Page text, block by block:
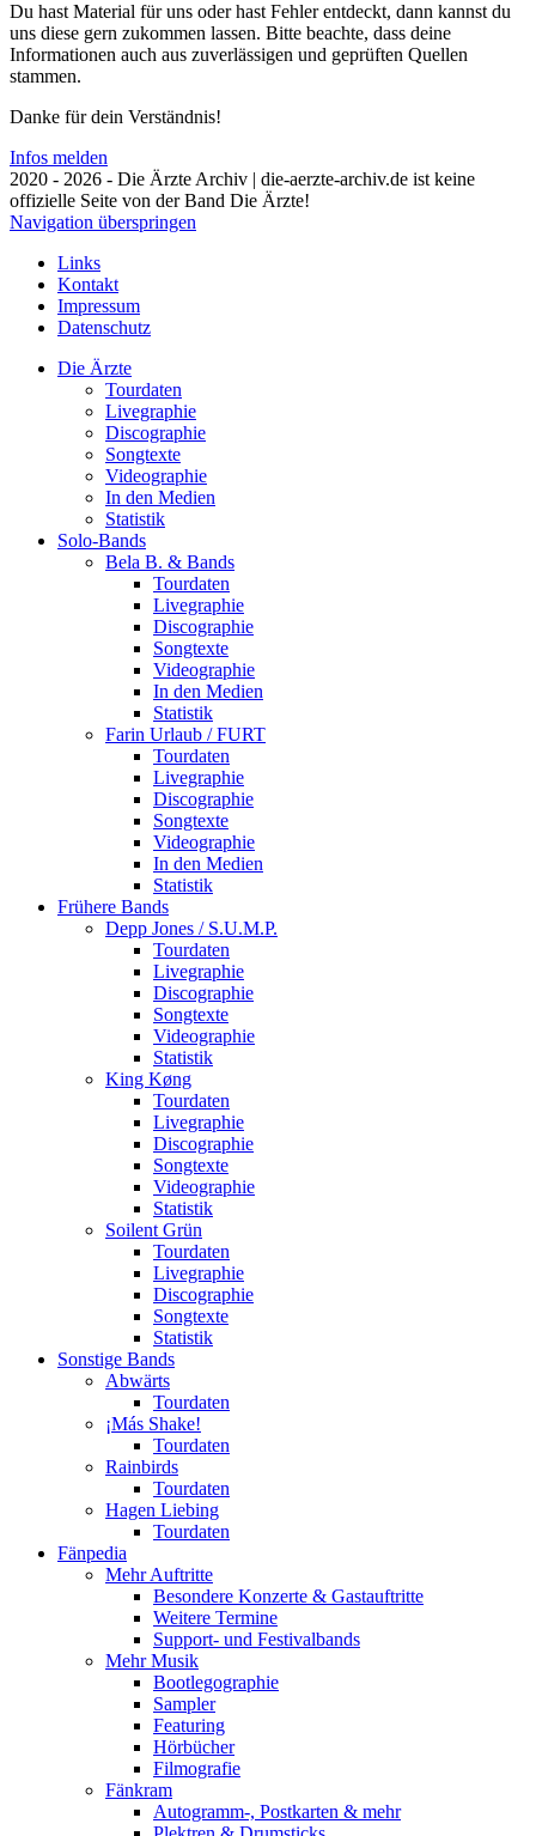
Du hast Material für uns oder hast Fehler entdeckt, dann kannst du
uns diese gern zukommen lassen. Bitte beachte, dass deine
Informationen auch aus zuverlässigen und geprüften Quellen
stammen.
Danke für dein Verständnis!
Infos melden
2020 - 2026 - Die Ärzte Archiv | die-aerzte-archiv.de ist keine
offizielle Seite von der Band Die Ärzte!
Navigation überspringen
Links
Kontakt
Impressum
Datenschutz
Die Ärzte
Tourdaten
Livegraphie
Discographie
Songtexte
Videographie
In den Medien
Statistik
Solo-Bands
Bela B. & Bands
Tourdaten
Livegraphie
Discographie
Songtexte
Videographie
In den Medien
Statistik
Farin Urlaub / FURT
Tourdaten
Livegraphie
Discographie
Songtexte
Videographie
In den Medien
Statistik
Frühere Bands
Depp Jones / S.U.M.P.
Tourdaten
Livegraphie
Discographie
Songtexte
Videographie
Statistik
King Køng
Tourdaten
Livegraphie
Discographie
Songtexte
Videographie
Statistik
Soilent Grün
Tourdaten
Livegraphie
Discographie
Songtexte
Statistik
Sonstige Bands
Abwärts
Tourdaten
¡Más Shake!
Tourdaten
Rainbirds
Tourdaten
Hagen Liebing
Tourdaten
Fänpedia
Mehr Auftritte
Besondere Konzerte & Gastauftritte
Weitere Termine
Support- und Festivalbands
Mehr Musik
Bootlegographie
Sampler
Featuring
Hörbücher
Filmografie
Fänkram
Autogramm-, Postkarten & mehr